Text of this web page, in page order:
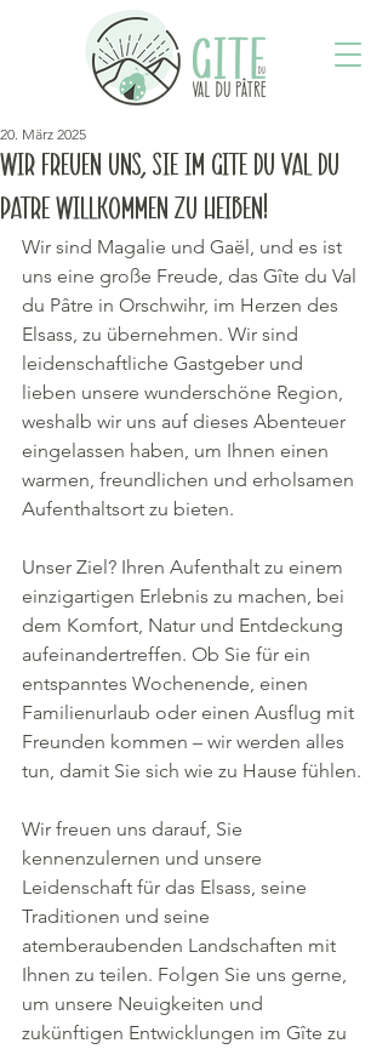
Wir freuen uns, Sie im Gîte du Val du
Pâtre willkommen zu heißen!
20. März 2025
Wir sind Magalie und Gaël, und es ist
uns eine große Freude, das Gîte du Val
du Pâtre in Orschwihr, im Herzen des
Elsass, zu übernehmen. Wir sind
leidenschaftliche Gastgeber und
lieben unsere wunderschöne Region,
weshalb wir uns auf dieses Abenteuer
eingelassen haben, um Ihnen einen
warmen, freundlichen und erholsamen
Aufenthaltsort zu bieten.
Unser Ziel? Ihren Aufenthalt zu einem
einzigartigen Erlebnis zu machen, bei
dem Komfort, Natur und Entdeckung
aufeinandertreffen. Ob Sie für ein
entspanntes Wochenende, einen
Familienurlaub oder einen Ausflug mit
Freunden kommen – wir werden alles
tun, damit Sie sich wie zu Hause fühlen.
Wir freuen uns darauf, Sie
kennenzulernen und unsere
Leidenschaft für das Elsass, seine
Traditionen und seine
atemberaubenden Landschaften mit
Ihnen zu teilen. Folgen Sie uns gerne,
um unsere Neuigkeiten und
zukünftigen Entwicklungen im Gîte zu